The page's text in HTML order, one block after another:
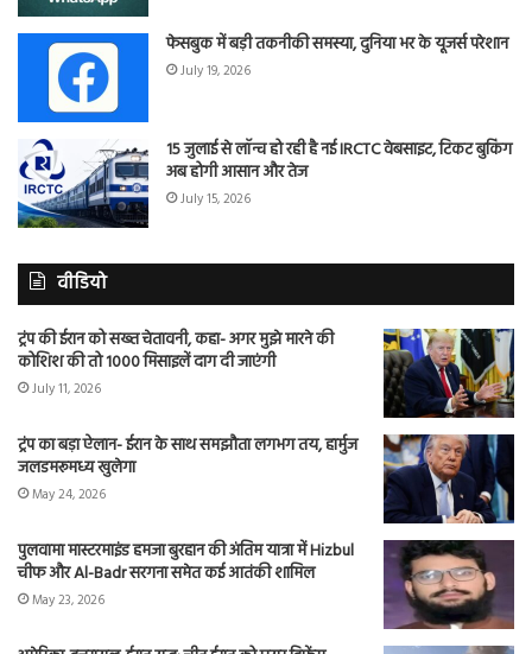
फेसबुक में बड़ी तकनीकी समस्या, दुनिया भर के यूजर्स परेशान
July 19, 2026
15 जुलाई से लॉन्च हो रही है नई IRCTC वेबसाइट, टिकट बुकिंग
अब होगी आसान और तेज
July 15, 2026
वीडियो
ट्रंप की ईरान को सख्त चेतावनी, कहा- अगर मुझे मारने की
कोशिश की तो 1000 मिसाइलें दाग दी जाएंगी
July 11, 2026
ट्रंप का बड़ा ऐलान- ईरान के साथ समझौता लगभग तय, हार्मुज
जलडमरूमध्य खुलेगा
May 24, 2026
पुलवामा मास्टरमाइंड हमजा बुरहान की अंतिम यात्रा में Hizbul
चीफ और Al-Badr सरगना समेत कई आतंकी शामिल
May 23, 2026